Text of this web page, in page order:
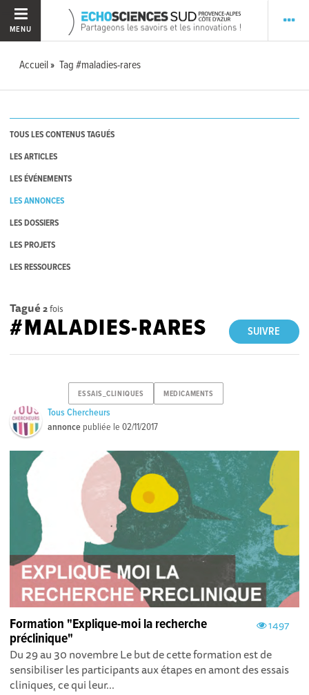
MENU
Accueil Tag #maladies-rares
TOUS LES CONTENUS TAGUÉS
LES ARTICLES
LES ÉVÉNEMENTS
LES ANNONCES
LES DOSSIERS
LES PROJETS
LES RESSOURCES
Tagué 2fois
SUIVRE
#MALADIES-RARES
ESSAIS_CLINIQUES MEDICAMENTS
Tous Chercheurs
annonce publiée le02/11/2017
1497
Formation "Explique-moi la recherche
préclinique"
Du 29 au 30 novembre Le but de cette formation est de
sensibiliser les participants aux étapes en amont des essais
cliniques, ce qui leur...